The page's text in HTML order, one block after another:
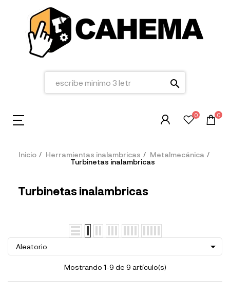
search
0 0
Inicio Herramientas inalambricas
Metalmecánica
Turbinetas inalambricas
Turbinetas inalambricas
Aleatorio 
Mostrando 1-9 de 9 artículo(s)